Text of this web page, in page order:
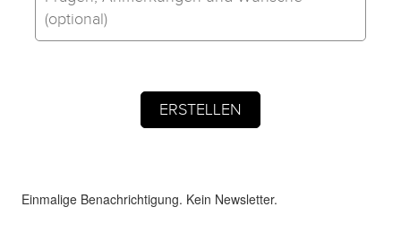
Einmalige Benachrichtigung. Kein Newsletter.